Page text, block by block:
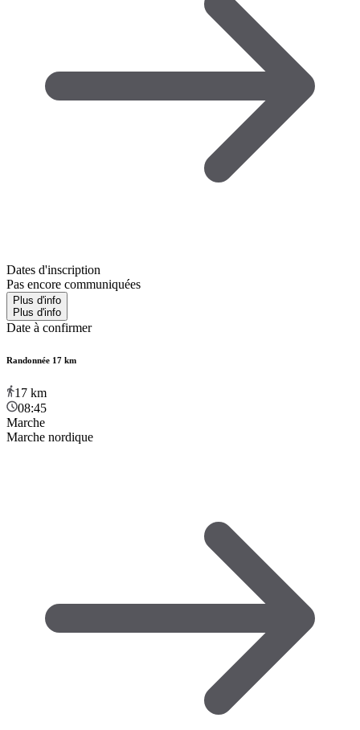
Dates d'inscription
Pas encore communiquées
Plus d'info
Plus d'info
Date à confirmer
Randonnée 17 km
17 km
08:45
Marche
Marche nordique